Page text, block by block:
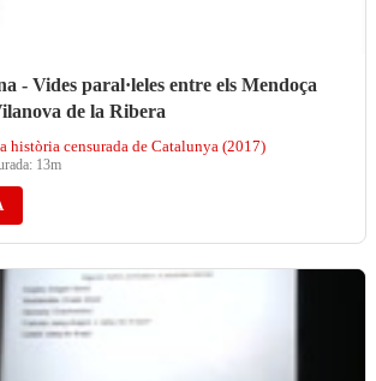
- Vides paral·leles entre els Mendoça
de la Ribera
història censurada de Catalunya (2017)
13m